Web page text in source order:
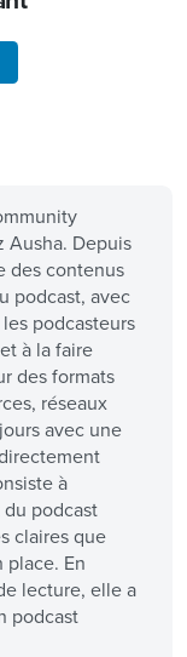
Ausha. Depuis
des contenus
podcast, avec
podcasteurs
à la faire
des formats
réseaux
avec une
à
podcast
claires que
En
lecture, elle a
podcast